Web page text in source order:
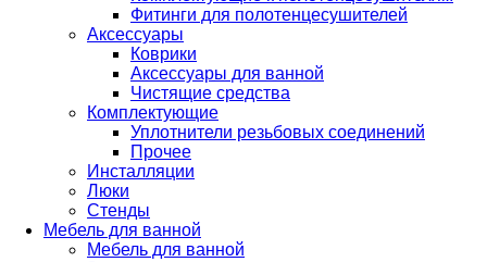
Фитинги для полотенцесушителей
Аксессуары
Коврики
Аксессуары для ванной
Чистящие средства
Комплектующие
Уплотнители резьбовых соединений
Прочее
Инсталляции
Люки
Стенды
Мебель для ванной
Мебель для ванной